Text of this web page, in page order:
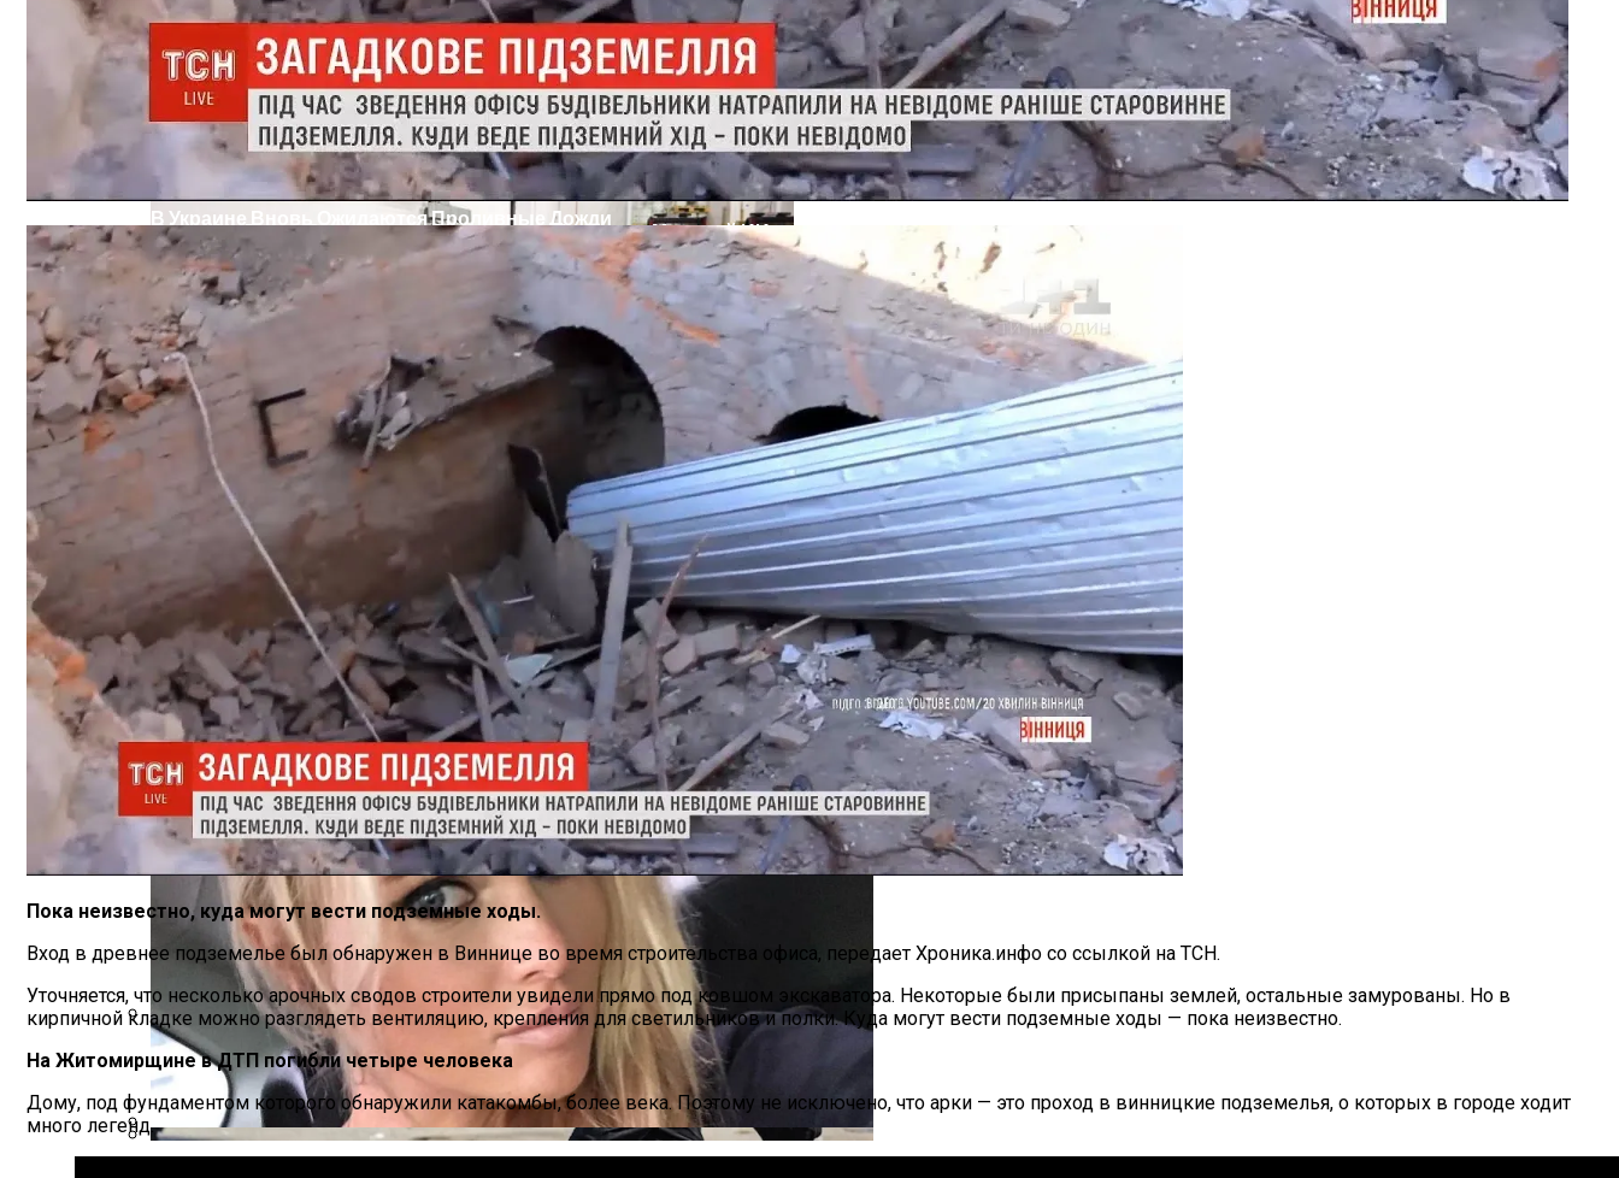
Военные Рельсы Спасут Британскую Экономику?
На Какую Зарплату Могут Рассчитывать Украинцы За Рубежом: Советы Для Беженцев
Международная Реакция На Тарифы Трампа: Что Стоит На Кону
Индия Не Будет Спрашивать Разрешения На Запуск Моделей ИИ
Вредно, Но Выгодно: В США Запрет На Асбест Приняли Только Сейчас
В Украине Вновь Ожидаются Проливные Дожди
В Зоне ООС Ранен Один Украинский Воин
Российской Телеведущей Запретили Въезд В Украину
Пока неизвестно, куда могут вести подземные ходы.
Вход в древнее подземелье был обнаружен в Виннице во время строительства офиса, передает Хроника.инфо со ссылкой на ТСН.
Уточняется, что несколько арочных сводов строители увидели прямо под ковшом экскаватора. Некоторые были присыпаны землей, остальные замурованы. Но в
кирпичной кладке можно разглядеть вентиляцию, крепления для светильников и полки. Куда могут вести подземные ходы — пока неизвестно.
На Житомирщине в ДТП погибли четыре человека
Дому, под фундаментом которого обнаружили катакомбы, более века. Поэтому не исключено, что арки — это проход в винницкие подземелья, о которых в городе ходит
много легенд.